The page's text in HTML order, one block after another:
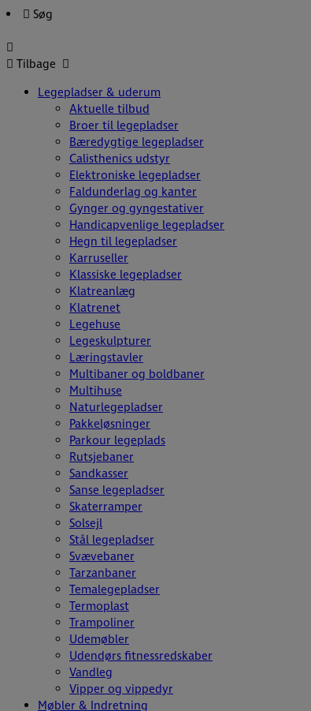
Hop
indholdet
Søg
Tilbage
Legepladser & uderum
Aktuelle tilbud
Broer til legepladser
Bæredygtige legepladser
Calisthenics udstyr
Elektroniske legepladser
Faldunderlag og kanter
Gynger og gyngestativer
Handicapvenlige legepladser
Hegn til legepladser
Karruseller
Klassiske legepladser
Klatreanlæg
Klatrenet
Legehuse
Legeskulpturer
Læringstavler
Multibaner og boldbaner
Multihuse
Naturlegepladser
Pakkeløsninger
Parkour legeplads
Rutsjebaner
Sandkasser
Sanse legepladser
Skaterramper
Solsejl
Stål legepladser
Svævebaner
Tarzanbaner
Temalegepladser
Termoplast
Trampoliner
Udemøbler
Udendørs fitnessredskaber
Vandleg
Vipper og vippedyr
Møbler & Indretning